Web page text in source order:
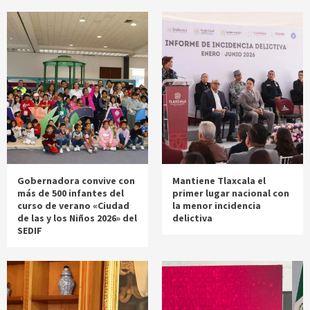
Gobernadora convive con
más de 500 infantes del
curso de verano «Ciudad
de las y los Niños 2026» del
SEDIF
Mantiene Tlaxcala el
primer lugar nacional con
la menor incidencia
delictiva